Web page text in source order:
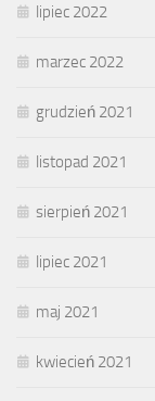
lipiec 2022
marzec 2022
grudzień 2021
listopad 2021
sierpień 2021
lipiec 2021
maj 2021
kwiecień 2021